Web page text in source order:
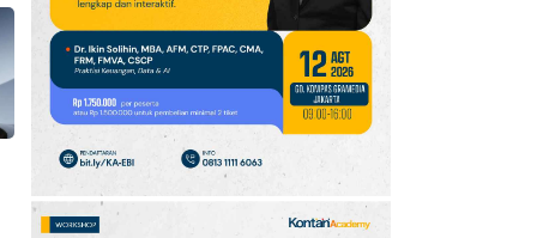
10 Jadwal Persija vs Arema
FC Perebutan Juara 3
Piala Presiden 2026,
Kick-off Sore Ini